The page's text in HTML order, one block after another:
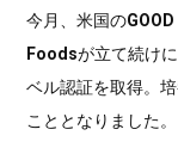
今月、米国の
Foodsが立て続け
ベル認証を取得。
こととなりました。